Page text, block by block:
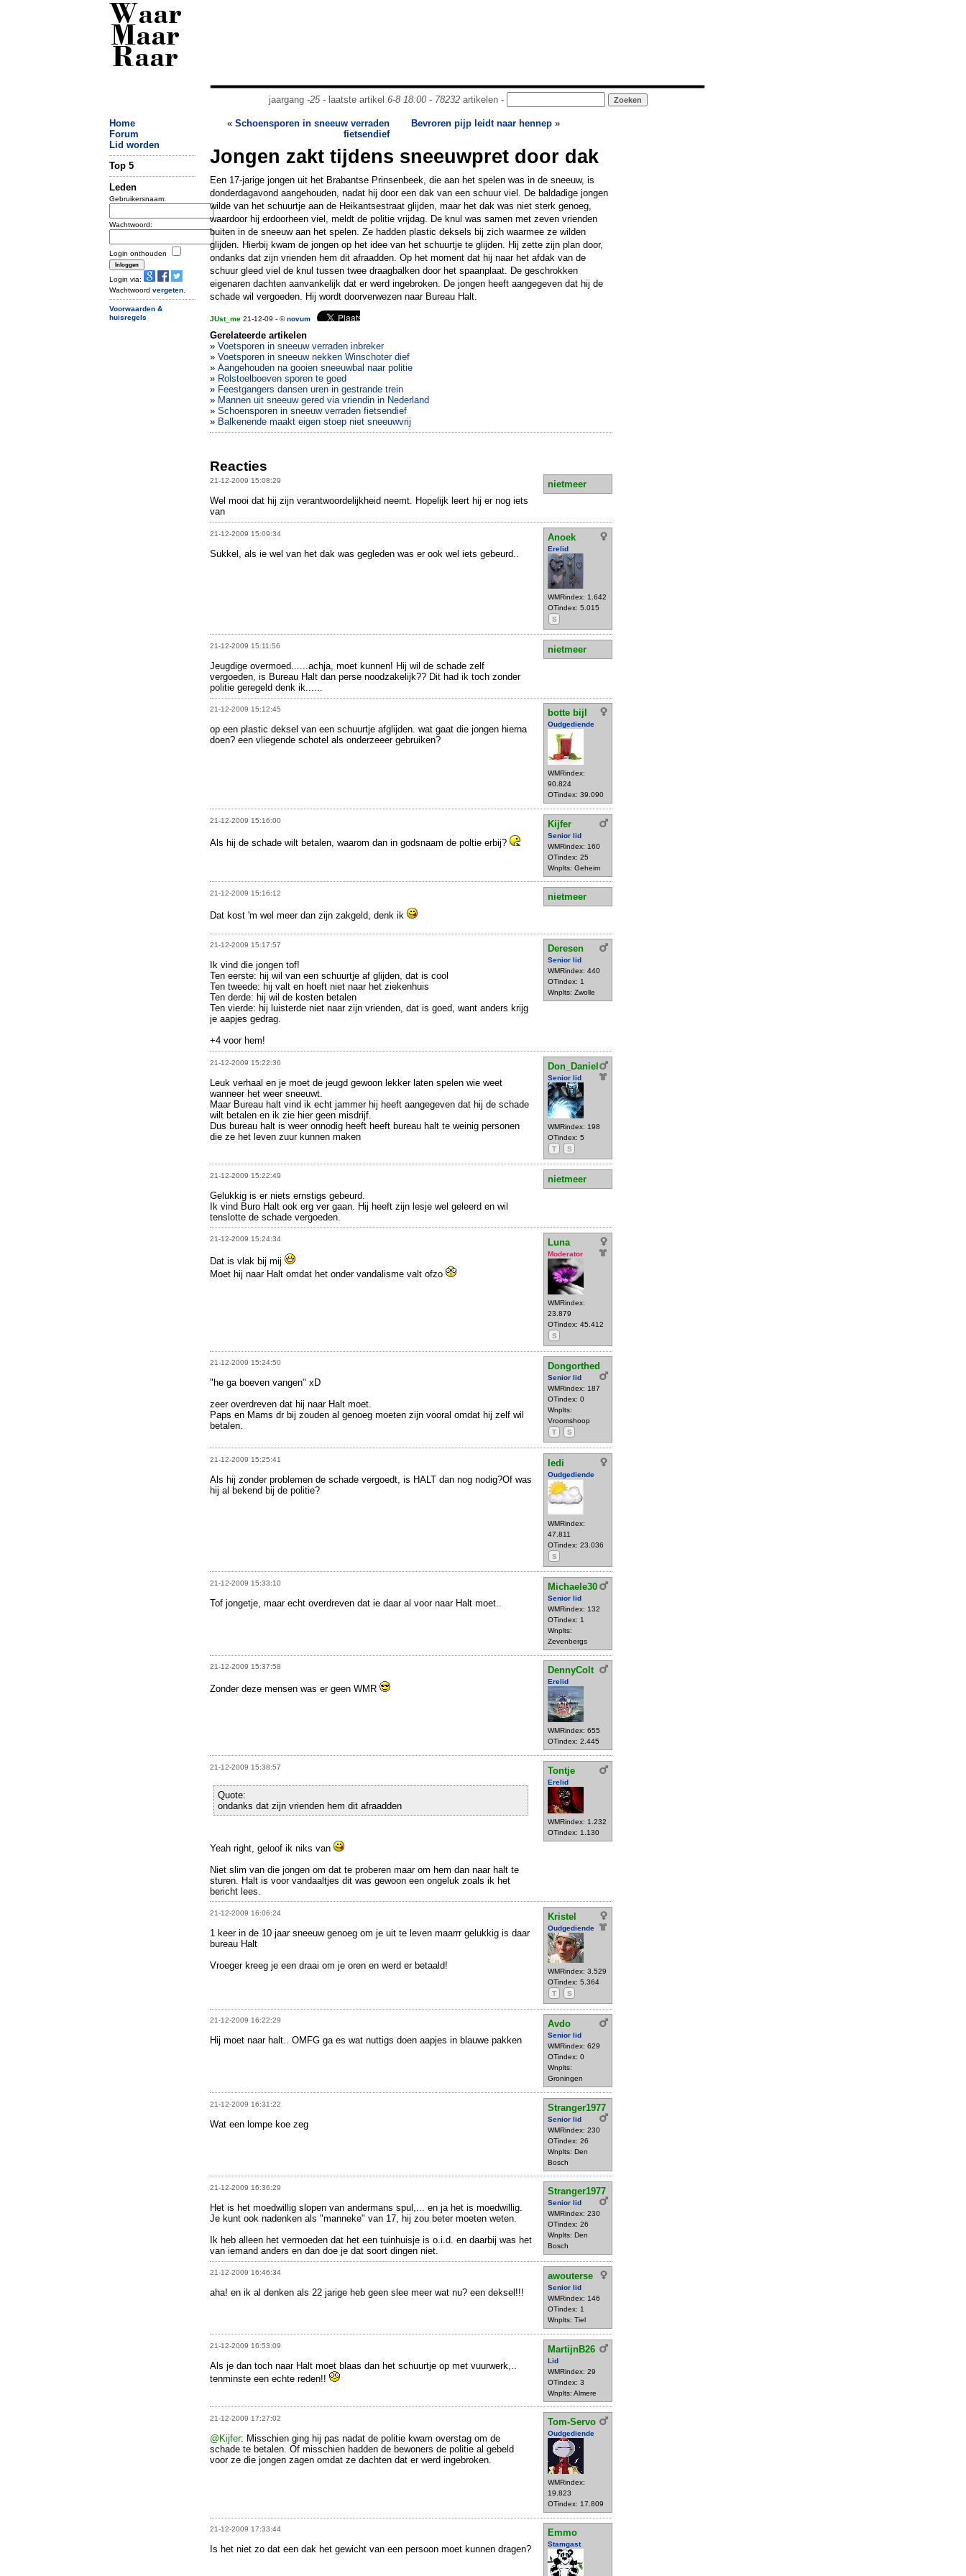
Waar
Maar
Raar
jaargang -25- laatste artikel 6-8 18:00- 78232artikelen -
Home
Forum
Lid worden
Top 5
Leden
Gebruikersnaam:
Wachtwoord:
Login onthouden
Login via:
Wachtwoord vergeten
Voorwaarden &
huisregels
« Schoensporen in sneeuw verraden
fietsendief
Bevroren pijp leidt naar hennep »
Jongen zakt tijdens sneeuwpret door dak
Een 17-jarige jongen uit het Brabantse Prinsenbeek, die aan het spelen was in de sneeuw, is
donderdagavond aangehouden, nadat hij door een dak van een schuur viel. De baldadige jongen
wilde van het schuurtje aan de Heikantsestraat glijden, maar het dak was niet sterk genoeg,
waardoor hij erdoorheen viel, meldt de politie vrijdag. De knul was samen met zeven vrienden
buiten in de sneeuw aan het spelen. Ze hadden plastic deksels bij zich waarmee ze wilden
glijden. Hierbij kwam de jongen op het idee van het schuurtje te glijden. Hij zette zijn plan door,
ondanks dat zijn vrienden hem dit afraadden. Op het moment dat hij naar het afdak van de
schuur gleed viel de knul tussen twee draagbalken door het spaanplaat. De geschrokken
eigenaren dachten aanvankelijk dat er werd ingebroken. De jongen heeft aangegeven dat hij de
schade wil vergoeden. Hij wordt doorverwezen naar Bureau Halt.
JUst_me 21-12-09 - ©novum
Gerelateerde artikelen
» Voetsporen in sneeuw verraden inbreker
» Voetsporen in sneeuw nekken Winschoter dief
» Aangehouden na gooien sneeuwbal naar politie
» Rolstoelboeven sporen te goed
» Feestgangers dansen uren in gestrande trein
» Mannen uit sneeuw gered via vriendin in Nederland
» Schoensporen in sneeuw verraden fietsendief
» Balkenende maakt eigen stoep niet sneeuwvrij
Reacties
21-12-2009 15:08:29
nietmeer
Wel mooi dat hij zijn verantwoordelijkheid neemt. Hopelijk leert hij er nog iets
van
21-12-2009 15:09:34 Anoek
Erelid
WMRindex: 1.642
OTindex: 5.015
S
Sukkel, als ie wel van het dak was gegleden was er ook wel iets gebeurd..
21-12-2009 15:11:56
nietmeer
Jeugdige overmoed......achja, moet kunnen! Hij wil de schade zelf
vergoeden, is Bureau Halt dan perse noodzakelijk?? Dit had ik toch zonder
politie geregeld denk ik......
21-12-2009 15:12:45 botte bijl
Oudgediende
WMRindex:
90.824
OTindex: 39.090
op een plastic deksel van een schuurtje afglijden. wat gaat die jongen hierna
doen? een vliegende schotel als onderzeeer gebruiken?
21-12-2009 15:16:00 Kijfer
Senior lid
WMRindex: 160
OTindex: 25
Wnplts: Geheim
Als hij de schade wilt betalen, waarom dan in godsnaam de poltie erbij?
21-12-2009 15:16:12
nietmeer
Dat kost 'm wel meer dan zijn zakgeld, denk ik
21-12-2009 15:17:57 Deresen
Senior lid
WMRindex: 440
OTindex: 1
Wnplts: Zwolle
Ik vind die jongen tof!
Ten eerste: hij wil van een schuurtje af glijden, dat is cool
Ten tweede: hij valt en hoeft niet naar het ziekenhuis
Ten derde: hij wil de kosten betalen
Ten vierde: hij luisterde niet naar zijn vrienden, dat is goed, want anders krijg
je aapjes gedrag.
+4 voor hem!
21-12-2009 15:22:36 Don_Daniel
Senior lid
WMRindex: 198
OTindex: 5
T
S
Leuk verhaal en je moet de jeugd gewoon lekker laten spelen wie weet
wanneer het weer sneeuwt.
Maar Bureau halt vind ik echt jammer hij heeft aangegeven dat hij de schade
wilt betalen en ik zie hier geen misdrijf.
Dus bureau halt is weer onnodig heeft heeft bureau halt te weinig personen
die ze het leven zuur kunnen maken
21-12-2009 15:22:49
nietmeer
Gelukkig is er niets ernstigs gebeurd.
Ik vind Buro Halt ook erg ver gaan. Hij heeft zijn lesje wel geleerd en wil
tenslotte de schade vergoeden.
21-12-2009 15:24:34 Luna
Moderator
WMRindex:
23.879
OTindex: 45.412
S
Dat is vlak bij mij
Moet hij naar Halt omdat het onder vandalisme valt ofzo
21-12-2009 15:24:50 Dongorthed
Senior lid
WMRindex: 187
OTindex: 0
Wnplts:
Vroomshoop
T
S
"he ga boeven vangen" xD
zeer overdreven dat hij naar Halt moet.
Paps en Mams dr bij zouden al genoeg moeten zijn vooral omdat hij zelf wil
betalen.
21-12-2009 15:25:41 ledi
Oudgediende
WMRindex:
47.811
OTindex: 23.036
S
Als hij zonder problemen de schade vergoedt, is HALT dan nog nodig?Of was
hij al bekend bij de politie?
21-12-2009 15:33:10 Michaele30
Senior lid
WMRindex: 132
OTindex: 1
Wnplts:
Zevenbergs
Tof jongetje, maar echt overdreven dat ie daar al voor naar Halt moet..
21-12-2009 15:37:58 DennyColt
Erelid
WMRindex: 655
OTindex: 2.445
Zonder deze mensen was er geen WMR
21-12-2009 15:38:57 Tontje
Erelid
WMRindex: 1.232
OTindex: 1.130
Quote:
ondanks dat zijn vrienden hem dit afraadden
Yeah right, geloof ik niks van
Niet slim van die jongen om dat te proberen maar om hem dan naar halt te
sturen. Halt is voor vandaaltjes dit was gewoon een ongeluk zoals ik het
bericht lees.
21-12-2009 16:06:24 Kristel
Oudgediende
WMRindex: 3.529
OTindex: 5.364
T
S
1 keer in de 10 jaar sneeuw genoeg om je uit te leven maarrr gelukkig is daar
bureau Halt
Vroeger kreeg je een draai om je oren en werd er betaald!
21-12-2009 16:22:29 Avdo
Senior lid
WMRindex: 629
OTindex: 0
Wnplts:
Groningen
Hij moet naar halt.. OMFG ga es wat nuttigs doen aapjes in blauwe pakken
21-12-2009 16:31:22 Stranger1977
Senior lid
WMRindex: 230
OTindex: 26
Wnplts: Den
Bosch
Wat een lompe koe zeg
21-12-2009 16:36:29 Stranger1977
Senior lid
WMRindex: 230
OTindex: 26
Wnplts: Den
Bosch
Het is het moedwillig slopen van andermans spul,... en ja het is moedwillig.
Je kunt ook nadenken als "manneke" van 17, hij zou beter moeten weten.
Ik heb alleen het vermoeden dat het een tuinhuisje is o.i.d. en daarbij was het
van iemand anders en dan doe je dat soort dingen niet.
21-12-2009 16:46:34 awouterse
Senior lid
WMRindex: 146
OTindex: 1
Wnplts: Tiel
aha! en ik al denken als 22 jarige heb geen slee meer wat nu? een deksel!!!
21-12-2009 16:53:09 MartijnB26
Lid
WMRindex: 29
OTindex: 3
Wnplts: Almere
Als je dan toch naar Halt moet blaas dan het schuurtje op met vuurwerk,..
tenminste een echte reden!!
21-12-2009 17:27:02 Tom-Servo
Oudgediende
WMRindex:
19.823
OTindex: 17.809
@Kijfer: Misschien ging hij pas nadat de politie kwam overstag om de
schade te betalen. Of misschien hadden de bewoners de politie al gebeld
voor ze die jongen zagen omdat ze dachten dat er werd ingebroken.
21-12-2009 17:33:44 Emmo
Stamgast
Is het niet zo dat een dak het gewicht van een persoon moet kunnen dragen?